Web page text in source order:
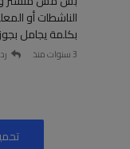
الناشطات أو
بكلمة يجامل
3 سنوات منذ رد